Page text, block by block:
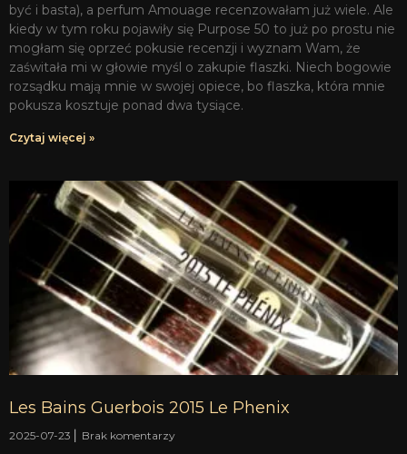
być i basta), a perfum Amouage recenzowałam już wiele. Ale
kiedy w tym roku pojawiły się Purpose 50 to już po prostu nie
mogłam się oprzeć pokusie recenzji i wyznam Wam, że
zaświtała mi w głowie myśl o zakupie flaszki. Niech bogowie
rozsądku mają mnie w swojej opiece, bo flaszka, która mnie
pokusza kosztuje ponad dwa tysiące.
Czytaj więcej »
Les Bains Guerbois 2015 Le Phenix
2025-07-23 Brak komentarzy